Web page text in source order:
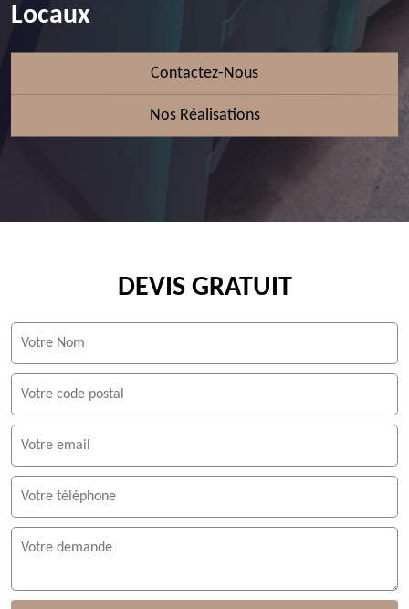
Locaux
Contactez-Nous
Nos Réalisations
DEVIS GRATUIT